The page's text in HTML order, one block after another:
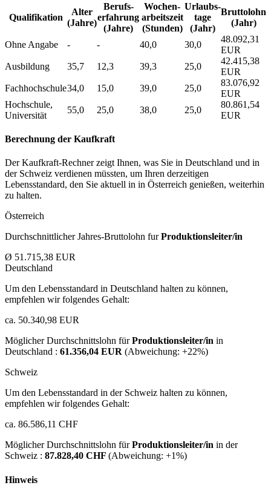
Qualifikation
Alter
(Jahre)
Berufs­
erfahrung
(Jahre)
Wochen­
arbeitszeit
(Stunden)
Urlaubs­
tage
(Jahr)
Bruttolohn
(Jahr)
Ohne Angabe - - 40,0 30,0
48.092,31
EUR
Ausbildung
35,7 12,3 39,3 25,0
42.415,38
EUR
Fachhochschule34,0 15,0 39,0 25,0
83.076,92
EUR
Hochschule,
Universität
55,0 25,0 38,0 25,0
80.861,54
EUR
Berechnung der Kaufkraft
Der Kaufkraft-Rechner zeigt Ihnen, was Sie in Deutschland und in
der Schweiz verdienen müssten, um Ihren derzeitigen
Lebensstandard, den Sie aktuell in in Österreich genießen, weiterhin
zu halten.
Österreich
Durchschnittlicher Jahres-Bruttolohn furProduktionsleiter/in
Ø 51.715,38 EUR
Deutschland
Um den Lebensstandard in Deutschland halten zu können,
empfehlen wir folgendes Gehalt:
ca. 50.340,98 EUR
Möglicher Durchschnittslohn fürProduktionsleiter/in in
Deutschland : 61.356,04 EUR (Abweichung: +22%)
Schweiz
Um den Lebensstandard in der Schweiz halten zu können,
empfehlen wir folgendes Gehalt:
ca. 86.586,11 CHF
Möglicher Durchschnittslohn fürProduktionsleiter/in in der
Schweiz : 87.828,40 CHF (Abweichung: +1%)
Hinweis